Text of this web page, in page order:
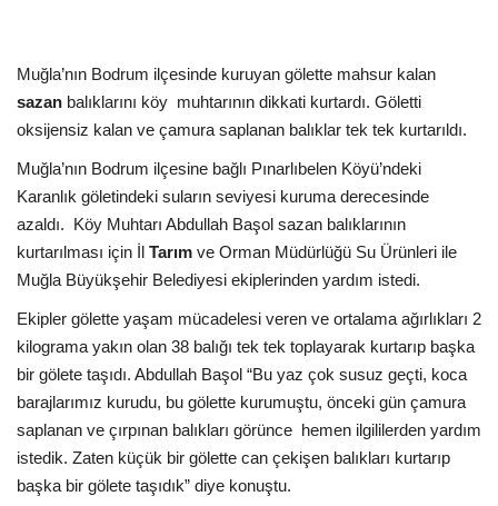
Dünya
Muğla’nın Bodrum ilçesinde kuruyan gölette mahsur kalan
sazan balıklarını köy muhtarının dikkati kurtardı. Göletti
oksijensiz kalan ve çamura saplanan balıklar tek tek kurtarıldı.
Muğla’nın Bodrum ilçesine bağlı Pınarlıbelen Köyü’ndeki
Karanlık göletindeki suların seviyesi kuruma derecesinde
azaldı. Köy Muhtarı Abdullah Başol sazan balıklarının
kurtarılması için İl Tarım ve Orman Müdürlüğü Su Ürünleri ile
Muğla Büyükşehir Belediyesi ekiplerinden yardım istedi.
Ekipler gölette yaşam mücadelesi veren ve ortalama ağırlıkları 2
kilograma yakın olan 38 balığı tek tek toplayarak kurtarıp başka
bir gölete taşıdı. Abdullah Başol “Bu yaz çok susuz geçti, koca
barajlarımız kurudu, bu gölette kurumuştu, önceki gün çamura
saplanan ve çırpınan balıkları görünce hemen ilgililerden yardım
istedik. Zaten küçük bir gölette can çekişen balıkları kurtarıp
başka bir gölete taşıdık” diye konuştu.